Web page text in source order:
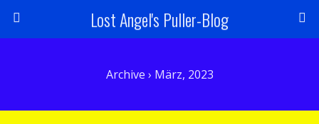
Lost Angel's Puller-Blog
Archive › März, 2023